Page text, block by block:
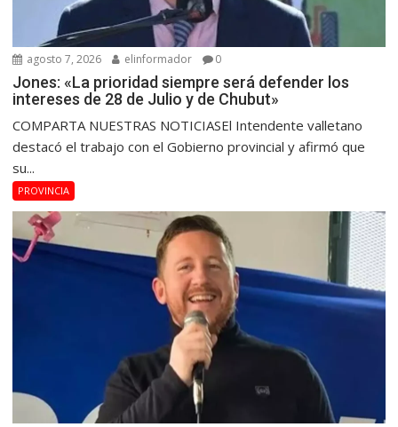
agosto 7, 2026 elinformador 0
Jones: «La prioridad siempre será defender los
intereses de 28 de Julio y de Chubut»
COMPARTA NUESTRAS NOTICIASEl Intendente valletano
destacó el trabajo con el Gobierno provincial y afirmó que
su...
PROVINCIA